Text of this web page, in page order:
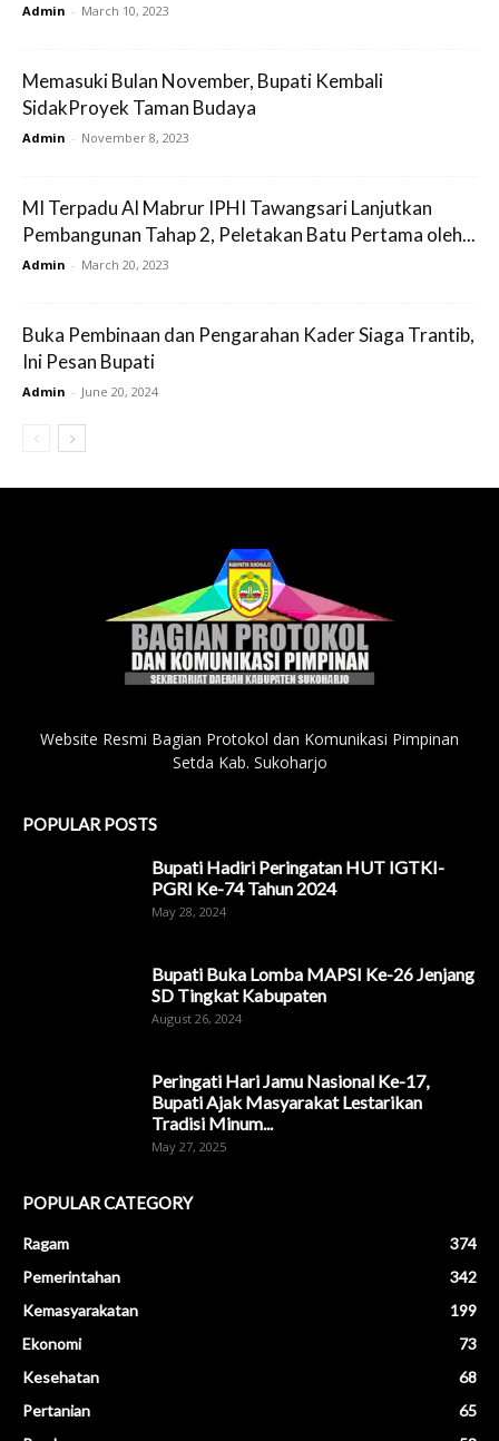
Admin - March 10, 2023
Memasuki Bulan November, Bupati Kembali
SidakProyek Taman Budaya
Admin - November 8, 2023
MI Terpadu Al Mabrur IPHI Tawangsari Lanjutkan
Pembangunan Tahap 2, Peletakan Batu Pertama oleh...
Admin - March 20, 2023
Buka Pembinaan dan Pengarahan Kader Siaga Trantib,
Ini Pesan Bupati
Admin - June 20, 2024
Website Resmi Bagian Protokol dan Komunikasi Pimpinan
Setda Kab. Sukoharjo
POPULAR POSTS
Bupati Hadiri Peringatan HUT IGTKI-
PGRI Ke-74 Tahun 2024
May 28, 2024
Bupati Buka Lomba MAPSI Ke-26 Jenjang
SD Tingkat Kabupaten
August 26, 2024
Peringati Hari Jamu Nasional Ke-17,
Bupati Ajak Masyarakat Lestarikan
Tradisi Minum...
May 27, 2025
POPULAR CATEGORY
Ragam
374
Pemerintahan
342
Kemasyarakatan
199
Ekonomi
73
Kesehatan
68
Pertanian
65